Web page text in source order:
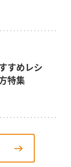
すめレシ
特集